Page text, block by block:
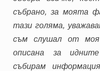
събрано, за моята
тази голяма,
съм слушал от моя
описана за
събирам